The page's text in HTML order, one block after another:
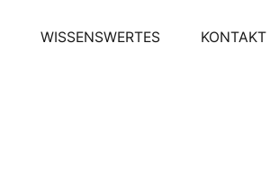
WISSENSWERTES KONTAKT